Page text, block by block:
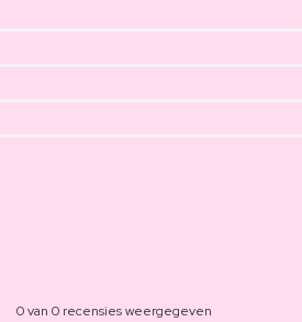
0 van 0 recensies weergegeven